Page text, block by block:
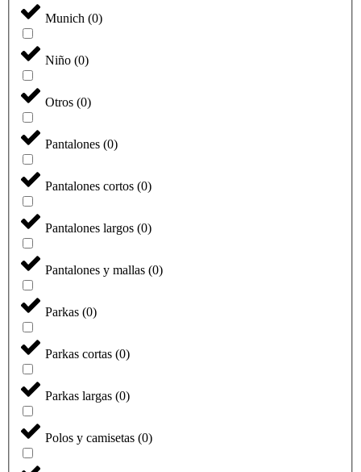
Munich (0)
Niño (0)
Otros (0)
Pantalones (0)
Pantalones cortos (0)
Pantalones largos (0)
Pantalones y mallas (0)
Parkas (0)
Parkas cortas (0)
Parkas largas (0)
Polos y camisetas (0)